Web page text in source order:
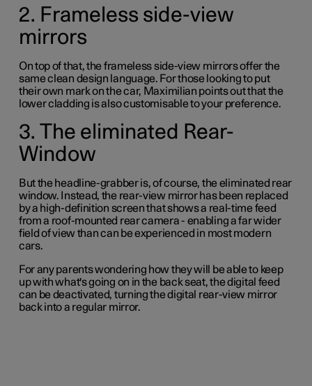
2. Frameless side-view
mirrors
On top of that, the frameless side-view mirrors offer the
same clean design language. For those looking to put
their own mark on the car, Maximilian points out that the
lower cladding is also customisable to your preference.
3. The eliminated Rear-
Window
But the headline-grabber is, of course, the eliminated rear
window. Instead, the rear-view mirror has been replaced
by a high-definition screen that shows a real-time feed
from a roof-mounted rear camera - enabling a far wider
field of view than can be experienced in most modern
cars.
For any parents wondering how they will be able to keep
up with what's going on in the back seat, the digital feed
can be deactivated, turning the digital rear-view mirror
back into a regular mirror.